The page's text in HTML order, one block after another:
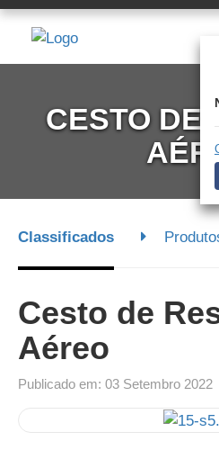
CESTO DE
Classificados
Cesto de
Aéreo
Publicado em: 03 Setembro 2022